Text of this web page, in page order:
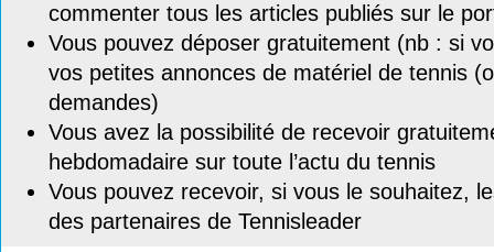
commenter tous les articles publiés sur le
Vous pouvez déposer gratuitement (nb : si
vos petites annonces de matériel de tennis
demandes)
Vous avez la possibilité de recevoir
hebdomadaire sur toute l’actu du tennis
Vous pouvez recevoir, si vous le souhaitez,
des partenaires de Tennisleader